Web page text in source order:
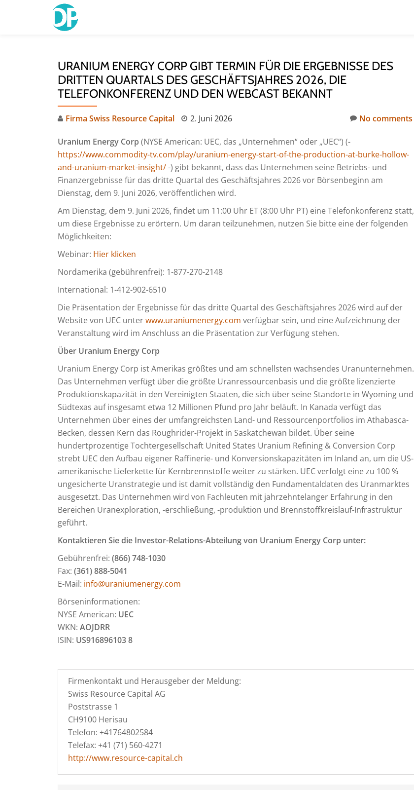
URANIUM ENERGY CORP GIBT TERMIN FÜR DIE ERGEBNISSE DES
DRITTEN QUARTALS DES GESCHÄFTSJAHRES 2026, DIE
TELEFONKONFERENZ UND DEN WEBCAST BEKANNT
Firma Swiss Resource Capital 2. Juni 2026 No comments
Uranium Energy Corp (NYSE American: UEC, das „Unternehmen“ oder „UEC“) (-
https://www.commodity-tv.com/play/uranium-energy-start-of-the-production-at-burke-hollow-
and-uranium-market-insight/-) gibt bekannt, dass das Unternehmen seine Betriebs- und
Finanzergebnisse für das dritte Quartal des Geschäftsjahres 2026 vor Börsenbeginn am
Dienstag, dem 9. Juni 2026, veröffentlichen wird.
Am Dienstag, dem 9. Juni 2026, findet um 11:00 Uhr ET (8:00 Uhr PT) eine Telefonkonferenz statt,
um diese Ergebnisse zu erörtern. Um daran teilzunehmen, nutzen Sie bitte eine der folgenden
Möglichkeiten:
Webinar: Hier klicken
Nordamerika (gebührenfrei): 1-877-270-2148
International: 1-412-902-6510
Die Präsentation der Ergebnisse für das dritte Quartal des Geschäftsjahres 2026 wird auf der
Website von UEC unterwww.uraniumenergy.com verfügbar sein, und eine Aufzeichnung der
Veranstaltung wird im Anschluss an die Präsentation zur Verfügung stehen.
Über Uranium Energy Corp
Uranium Energy Corp ist Amerikas größtes und am schnellsten wachsendes Uranunternehmen.
Das Unternehmen verfügt über die größte Uranressourcenbasis und die größte lizenzierte
Produktionskapazität in den Vereinigten Staaten, die sich über seine Standorte in Wyoming und
Südtexas auf insgesamt etwa 12 Millionen Pfund pro Jahr beläuft. In Kanada verfügt das
Unternehmen über eines der umfangreichsten Land- und Ressourcenportfolios im Athabasca-
Becken, dessen Kern das Roughrider-Projekt in Saskatchewan bildet. Über seine
hundertprozentige Tochtergesellschaft United States Uranium Refining & Conversion Corp
strebt UEC den Aufbau eigener Raffinerie- und Konversionskapazitäten im Inland an, um die US-
amerikanische Lieferkette für Kernbrennstoffe weiter zu stärken. UEC verfolgt eine zu 100 %
ungesicherte Uranstrategie und ist damit vollständig den Fundamentaldaten des Uranmarktes
ausgesetzt. Das Unternehmen wird von Fachleuten mit jahrzehntelanger Erfahrung in den
Bereichen Uranexploration, -erschließung, -produktion und Brennstoffkreislauf-Infrastruktur
geführt.
Kontaktieren Sie die Investor-Relations-Abteilung von Uranium Energy Corp unter:
Gebührenfrei: (866) 748-1030
Fax: (361) 888-5041
E-Mail: info@uraniumenergy.com
Börseninformationen:
NYSE American: UEC
WKN: AOJDRR
ISIN: US916896103 8
Firmenkontakt und Herausgeber der Meldung:
Swiss Resource Capital AG
Poststrasse 1
CH9100 Herisau
Telefon: +41764802584
Telefax: +41 (71) 560-4271
http://www.resource-capital.ch